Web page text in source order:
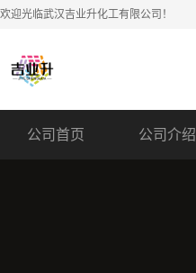
欢迎光临武汉吉业升化工有限公司！
公司首页 公司介绍